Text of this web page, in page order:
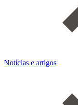
Notícias e artigos